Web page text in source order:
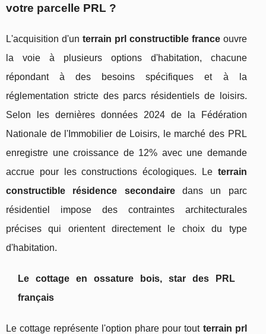
votre parcelle PRL ?
L'acquisition d'un terrain prl constructible franceouvre
la voie à plusieurs options d'habitation, chacune
répondant à des besoins spécifiques et à la
réglementation stricte des parcs résidentiels de loisirs.
Selon les dernières données 2024 de la Fédération
Nationale de l'Immobilier de Loisirs, le marché des PRL
enregistre une croissance de 12% avec une demande
accrue pour les constructions écologiques. Le terrain
constructible résidence secondairedans un parc
résidentiel impose des contraintes architecturales
précises qui orientent directement le choix du type
d'habitation.
Le cottage en ossature bois, star des PRL
français
Le cottage représente l'option phare pour tout terrain prl